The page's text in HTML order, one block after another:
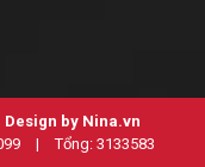
Design by Nina.vn
| Tổng: 3133583